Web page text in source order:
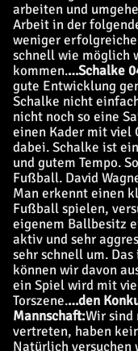
arbeiten und
Arbeit in der
weniger
schnell wie möglich
kommen.…Schalke
gute Entwicklung
Schalke nicht
nicht noch so eine
einen Kader mit viel
dabei. Schalke ist
und gutem Tempo.
Fußball. David
Man erkennt einen
Fußball spielen,
eigenem Ballbesitz
aktiv und sehr
sehr schnell um.
können wir davon
ein Spiel wird mit
Torszene.…den
Mannschaft:Wir sind
vertreten, haben
Natürlich versuchen